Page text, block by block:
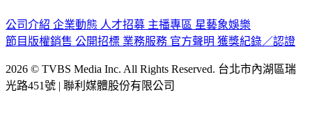
公司介紹 企業動態 人才招募 主播專區 星藝象娛樂
節目版權銷售 公開招標 業務服務 官方聲明 獲獎紀錄／認證
2026 © TVBS Media Inc. All Rights Reserved. 台北市內湖區瑞
光路451號 | 聯利媒體股份有限公司